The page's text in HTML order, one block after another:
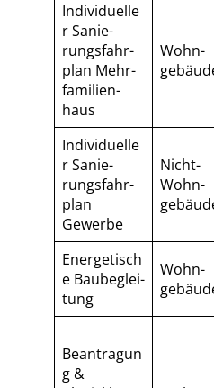
Individuelle
r Sa­nie­
rungs­fahr­
plan Mehr­
fa­mi­li­en­
haus
Wohn­
Individuelle
r Sa­nie­
rungs­fahr­
plan
Gewerbe
Nicht-
Wohn­
Energetisch
e Baubeglei­
tung
Wohn­
Beantragun
g &